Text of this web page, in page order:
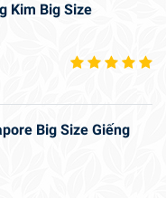
Kim Big Size
Big Size Giếng